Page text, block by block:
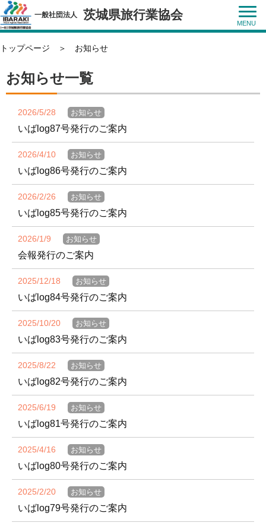
一般社団法人 茨城県旅行業協会
トップページ ＞ お知らせ
お知らせ一覧
2026/5/28 お知らせ
いばlog87号発行のご案内
2026/4/10 お知らせ
いばlog86号発行のご案内
2026/2/26 お知らせ
いばlog85号発行のご案内
2026/1/9 お知らせ
会報発行のご案内
2025/12/18 お知らせ
いばlog84号発行のご案内
2025/10/20 お知らせ
いばlog83号発行のご案内
2025/8/22 お知らせ
いばlog82号発行のご案内
2025/6/19 お知らせ
いばlog81号発行のご案内
2025/4/16 お知らせ
いばlog80号発行のご案内
2025/2/20 お知らせ
いばlog79号発行のご案内